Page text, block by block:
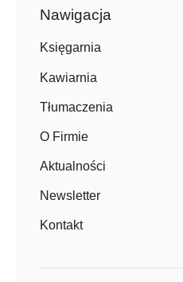
Nawigacja
Księgarnia
Kawiarnia
Tłumaczenia
O Firmie
Aktualności
Newsletter
Kontakt